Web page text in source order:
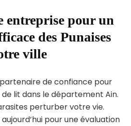
entreprise pour un
des Punaises
ville
de confiance pour
lit dans le département Ain.
perturber votre vie.
pour une évaluation